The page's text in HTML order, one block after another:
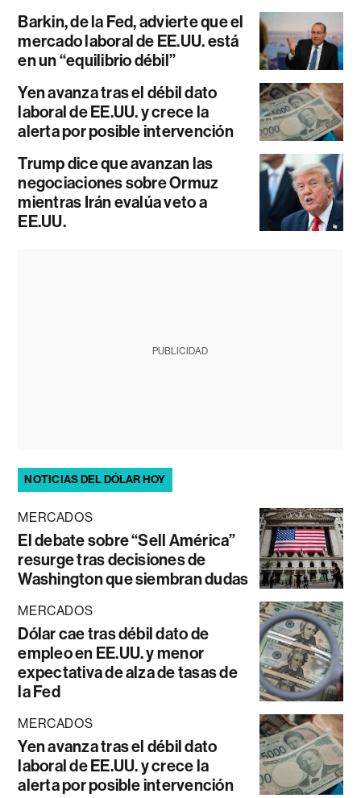
Barkin, de la Fed, advierte que el
mercado laboral de EE.UU. está
en un “equilibrio débil”
Yen avanza tras el débil dato
laboral de EE.UU. y crece la
alerta por posible intervención
Trump dice que avanzan las
negociaciones sobre Ormuz
mientras Irán evalúa veto a
EE.UU.
PUBLICIDAD
NOTICIAS DEL DÓLAR HOY
MERCADOS
El debate sobre “Sell América”
resurge tras decisiones de
Washington que siembran dudas
MERCADOS
Dólar cae tras débil dato de
empleo en EE.UU. y menor
expectativa de alza de tasas de
la Fed
MERCADOS
Yen avanza tras el débil dato
laboral de EE.UU. y crece la
alerta por posible intervención